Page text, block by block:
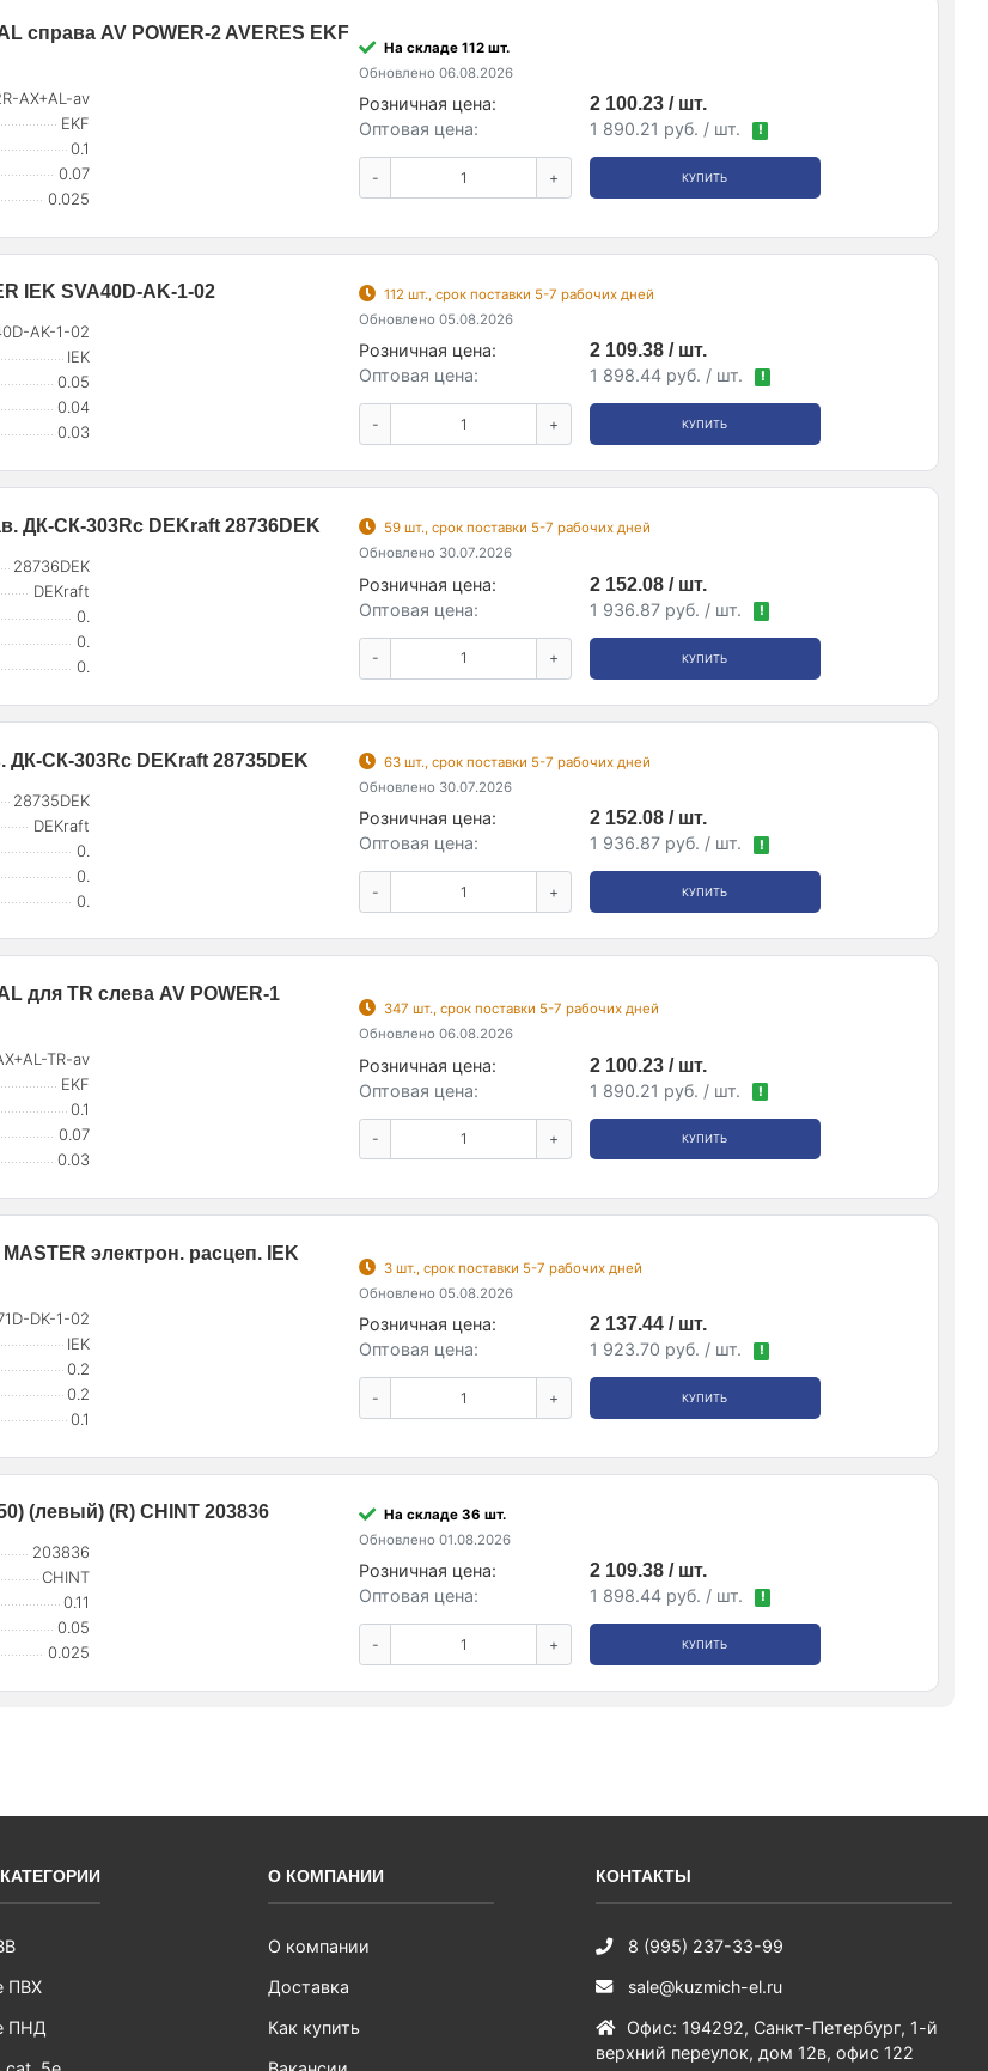
справа AV POWER-2 AVERES EKF
AX+AL-av
EKF
0.1
0.07
0.025
На складе 112 шт.
Обновлено 06.08.2026
Розничная цена:
2 100.23 / шт.
Оптовая цена:
1 890.21 руб. / шт. !
- + КУПИТЬ
IEK SVA40D-AK-1-02
AK-1-02
IEK
0.05
0.04
0.03
112 шт., срок поставки 5-7 рабочих дней
Обновлено 05.08.2026
Розничная цена:
2 109.38 / шт.
Оптовая цена:
1 898.44 руб. / шт. !
- + КУПИТЬ
ДК-СК-303Rc DEKraft 28736DEK
28736DEK
DEKraft
0.
0.
0.
59 шт., срок поставки 5-7 рабочих дней
Обновлено 30.07.2026
Розничная цена:
2 152.08 / шт.
Оптовая цена:
1 936.87 руб. / шт. !
- + КУПИТЬ
СК-303Rc DEKraft 28735DEK
28735DEK
DEKraft
0.
0.
0.
63 шт., срок поставки 5-7 рабочих дней
Обновлено 30.07.2026
Розничная цена:
2 152.08 / шт.
Оптовая цена:
1 936.87 руб. / шт. !
- + КУПИТЬ
для TR слева AV POWER-1
TR-av
EKF
0.1
0.07
0.03
347 шт., срок поставки 5-7 рабочих дней
Обновлено 06.08.2026
Розничная цена:
2 100.23 / шт.
Оптовая цена:
1 890.21 руб. / шт. !
- + КУПИТЬ
электрон. расцеп. IEK
DK-1-02
IEK
0.2
0.2
0.1
3 шт., срок поставки 5-7 рабочих дней
Обновлено 05.08.2026
Розничная цена:
2 137.44 / шт.
Оптовая цена:
1 923.70 руб. / шт. !
- + КУПИТЬ
(левый) (R) CHINT 203836
203836
CHINT
0.11
0.05
0.025
На складе 36 шт.
Обновлено 01.08.2026
Розничная цена:
2 109.38 / шт.
Оптовая цена:
1 898.44 руб. / шт. !
- + КУПИТЬ
ПВХ
ПНД
О КОМПАНИИ
О компании
Доставка
Как купить
КОНТАКТЫ
8 (995) 237-33-99
sale@kuzmich-el.ru
Офис: 194292, Санкт-Петербург, 1-й
верхний переулок, дом 12в, офис 122